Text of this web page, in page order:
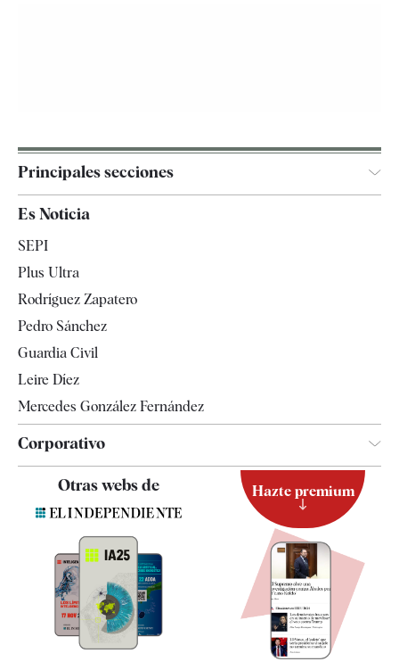
Principales secciones
España
Televisión
Es Noticia
SEPI
Plus Ultra
Rodríguez Zapatero
Pedro Sánchez
Guardia Civil
Leire Díez
Mercedes González Fernández
Corporativo
Contacto
Quiénes somos
Especificaciones
Otras webs de Hazte premium